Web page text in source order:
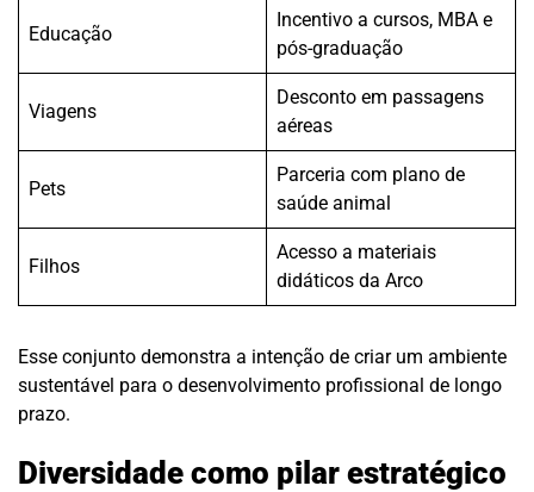
Educação
Incentivo a cursos, MBA e
pós-graduação
Viagens
Desconto em passagens
aéreas
Pets
Parceria com plano de
saúde animal
Filhos
Acesso a materiais
didáticos da Arco
Esse conjunto demonstra a intenção de criar um ambiente
sustentável para o desenvolvimento profissional de longo
prazo.
Diversidade como pilar estratégico